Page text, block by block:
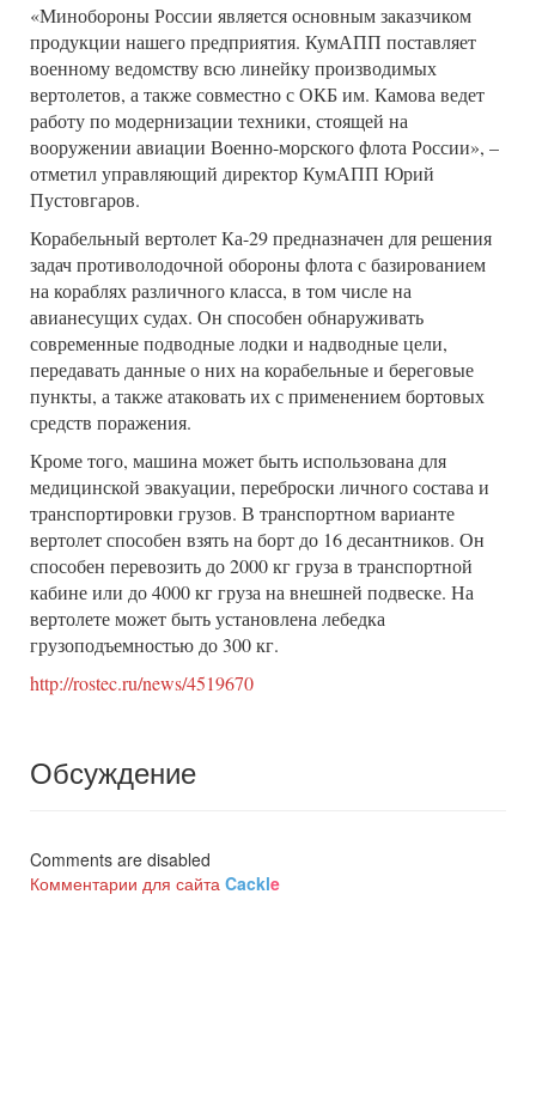
«Минобороны России является основным заказчиком
продукции нашего предприятия. КумАПП поставляет
военному ведомству всю линейку производимых
вертолетов, а также совместно с ОКБ им. Камова ведет
работу по модернизации техники, стоящей на
вооружении авиации Военно-морского флота России», –
отметил управляющий директор КумАПП Юрий
Пустовгаров.
Корабельный вертолет Ка-29 предназначен для решения
задач противолодочной обороны флота с базированием
на кораблях различного класса, в том числе на
авианесущих судах. Он способен обнаруживать
современные подводные лодки и надводные цели,
передавать данные о них на корабельные и береговые
пункты, а также атаковать их с применением бортовых
средств поражения.
Кроме того, машина может быть использована для
медицинской эвакуации, переброски личного состава и
транспортировки грузов. В транспортном варианте
вертолет способен взять на борт до 16 десантников. Он
способен перевозить до 2000 кг груза в транспортной
кабине или до 4000 кг груза на внешней подвеске. На
вертолете может быть установлена лебедка
грузоподъемностью до 300 кг.
http://rostec.ru/news/4519670
Обсуждение
Comments are disabled
Комментарии для сайта Cackle